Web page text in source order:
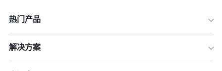
热门产品
解决方案